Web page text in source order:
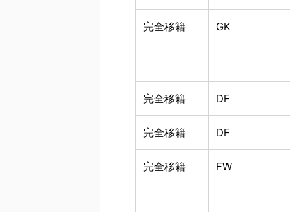
完全移籍 GK
完全移籍 DF
完全移籍 DF
完全移籍 FW